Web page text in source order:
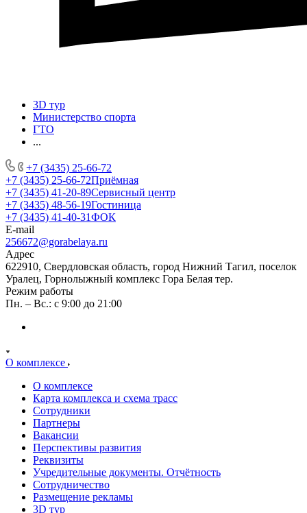
3D тур
Министерство спорта
ГТО
...
+7 (3435) 25-66-72
+7 (3435) 25-66-72Приёмная
+7 (3435) 41-20-89Сервисный центр
+7 (3435) 48-56-19Гостиница
+7 (3435) 41-40-31ФОК
E-mail
256672@gorabelaya.ru
Адрес
622910, Свердловская область, город Нижний Тагил, поселок
Уралец, Горнолыжный комплекс Гора Белая тер.
Режим работы
Пн. – Вс.: с 9:00 до 21:00
О комплексе
О комплексе
Карта комплекса и схема трасс
Сотрудники
Партнеры
Вакансии
Перспективы развития
Реквизиты
Учредительные документы. Отчётность
Сотрудничество
Размещение рекламы
3D тур